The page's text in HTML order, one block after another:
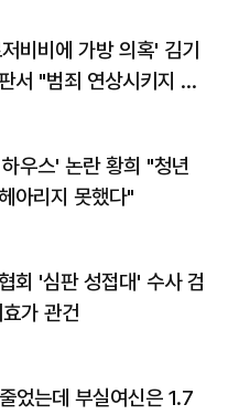
비비에 가방 의혹' 김기
서 "범죄 연상시키지 말
우스' 논란 황희 "청년
아리지 못했다"
회 '심판 성접대' 수사 검
가 관건
었는데 부실여신은 1.7